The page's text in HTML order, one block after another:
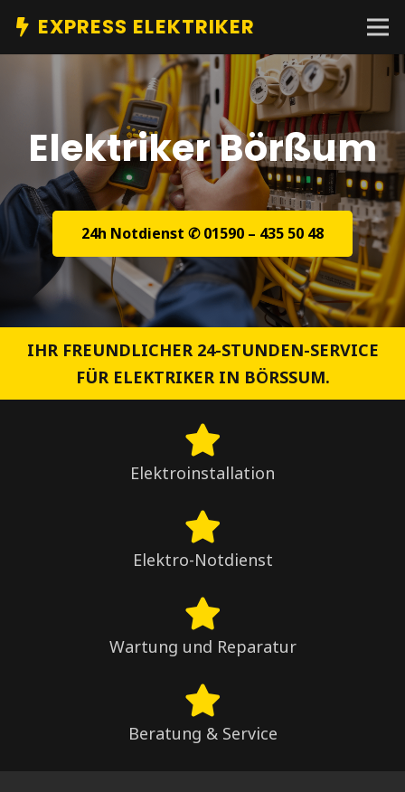
EXPRESS ELEKTRIKER
Elektriker Börßum
24h Notdienst ✆ 01590 – 435 50 48
IHR FREUNDLICHER 24-STUNDEN-SERVICE
FÜR ELEKTRIKER IN BÖRSSUM.
Elektroinstallation
Elektro-Notdienst
Wartung und Reparatur
Beratung & Service